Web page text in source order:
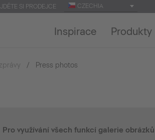
SI PRODEJCE CZECHIA
Inspirace Produkty
Press photos
Pro využívání všech funkcí galerie